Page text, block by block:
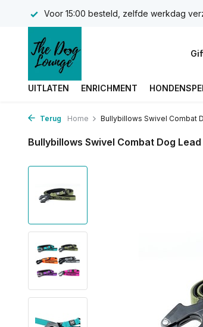
Voor 15:00 besteld, zelfde werkdag
UITLATEN ENRICHMENT
Terug Home Bullybillows Swivel Combat
Bullybillows Swivel Combat Dog Lead